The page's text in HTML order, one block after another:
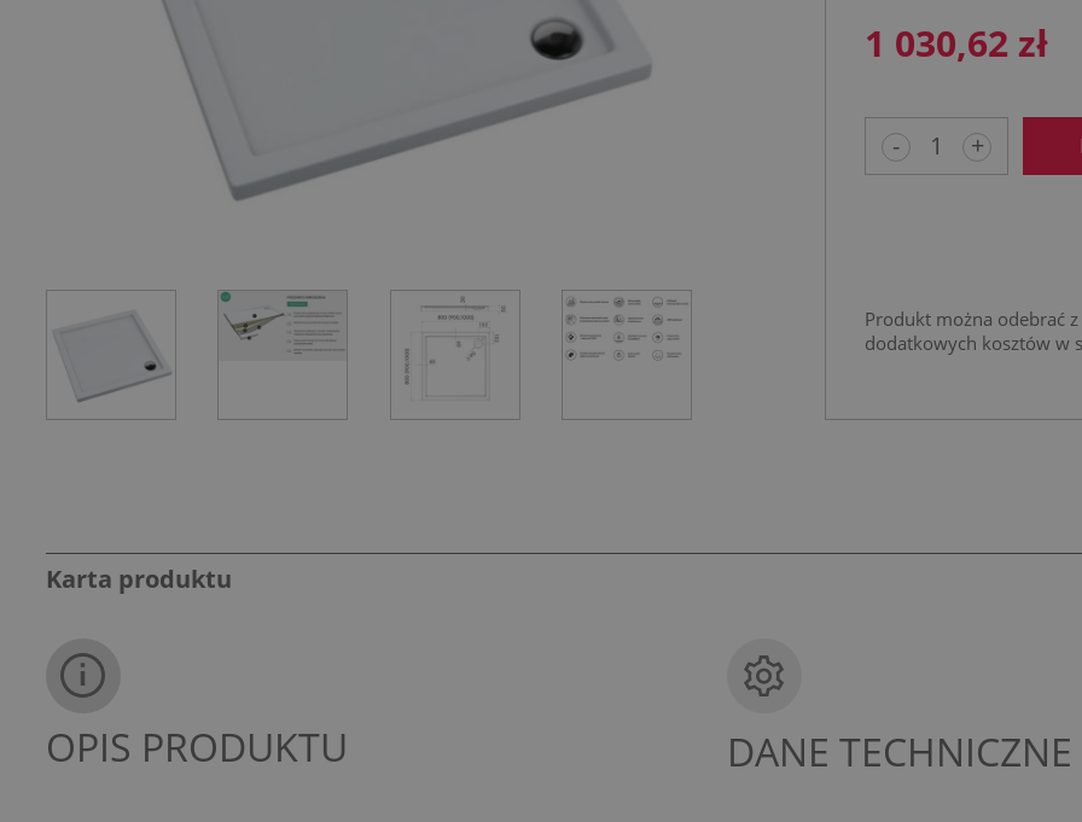
1 030,62 zł
- +
Produkt można odebrać
dodatkowych kosztów w
Karta produktu
OPIS PRODUKTU DANE TECHNICZNE